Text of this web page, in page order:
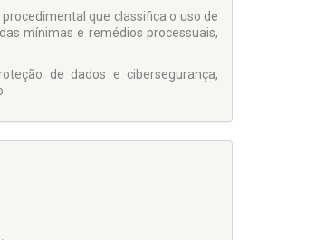
que classifica o uso de
mínimas e remédios processuais,
de dados e cibersegurança,